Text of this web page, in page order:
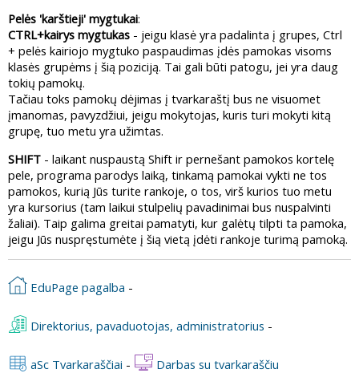
Pelės 'karštieji' mygtukai:
CTRL+kairys mygtukas - jeigu klasė yra padalinta į grupes, Ctrl
+ pelės kairiojo mygtuko paspaudimas įdės pamokas visoms
klasės grupėms į šią poziciją. Tai gali būti patogu, jei yra daug
tokių pamokų.
Tačiau toks pamokų dėjimas į tvarkaraštį bus ne visuomet
įmanomas, pavyzdžiui, jeigu mokytojas, kuris turi mokyti kitą
grupę, tuo metu yra užimtas.
SHIFT - laikant nuspaustą Shift ir pernešant pamokos kortelę
pele, programa parodys laiką, tinkamą pamokai vykti ne tos
pamokos, kurią Jūs turite rankoje, o tos, virš kurios tuo metu
yra kursorius (tam laikui stulpelių pavadinimai bus nuspalvinti
žaliai). Taip galima greitai pamatyti, kur galėtų tilpti ta pamoka,
jeigu Jūs nuspręstumėte į šią vietą įdėti rankoje turimą pamoką.
EduPage pagalba -
Direktorius, pavaduotojas, administratorius -
aSc Tvarkaraščiai - Darbas su tvarkaraščiu